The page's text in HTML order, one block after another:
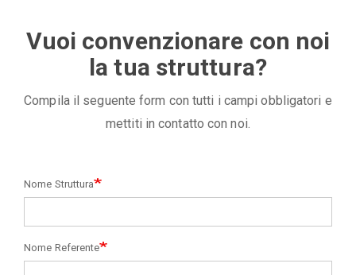
Vuoi convenzionare con noi
la tua struttura?
Compila il seguente form con tutti i campi obbligatori e
mettiti in contatto con noi.
Nome Struttura
Nome Referente